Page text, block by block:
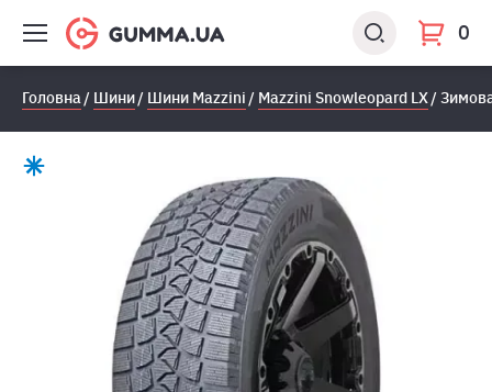
0
Головна Шини Шини Mazzini Mazzini Snowleopard LX